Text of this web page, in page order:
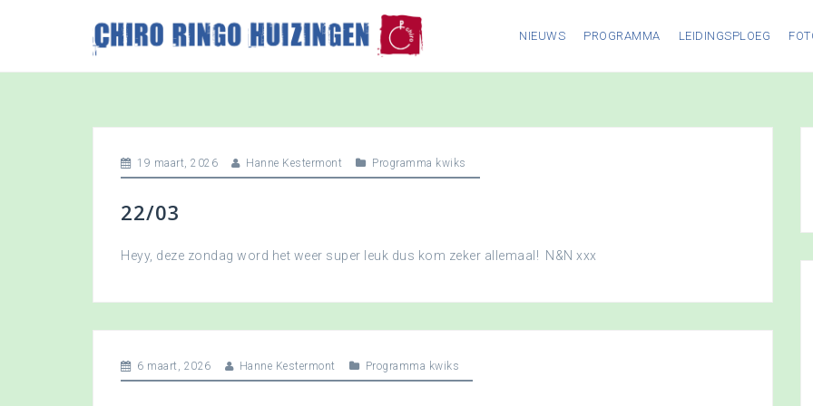
p
NIEUWS PROGRAMMA LEIDINGSPLOEG
19 maart, 2026 Hanne Kestermont Programma kwiks
22/03
Heyy, deze zondag word het weer super leuk dus kom zeker allemaal! N&N xxx
6 maart, 2026 Hanne Kestermont Programma kwiks